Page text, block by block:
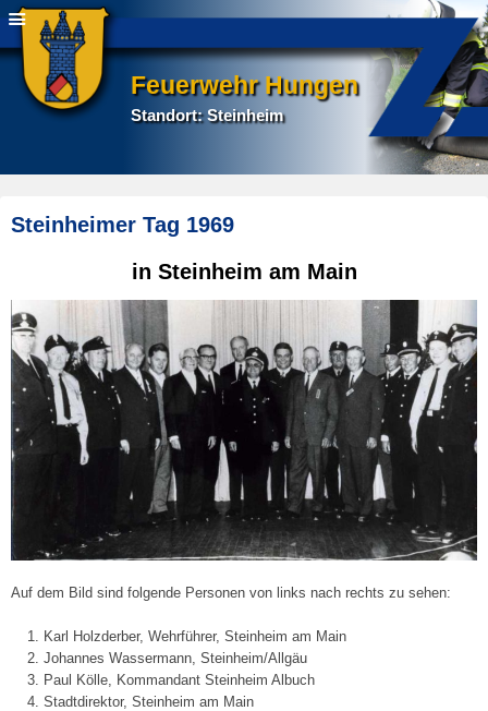
Feuerwehr Hungen
Standort: Steinheim
Steinheimer Tag 1969
s
t
e
l
t
a
4
.
a
in Steinheim am Main
Auf dem Bild sind folgende Personen von links nach rechts zu sehen:
Karl Holzderber, Wehrführer, Steinheim am Main
Johannes Wassermann, Steinheim/Allgäu
Paul Kölle, Kommandant Steinheim Albuch
Stadtdirektor, Steinheim am Main